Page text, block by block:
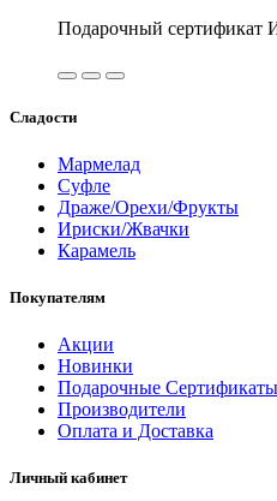
Подарочный сертификат
Сладости
Мармелад
Суфле
Драже/Орехи/Фрукты
Ириски/Жвачки
Карамель
Покупателям
Акции
Новинки
Подарочные Сертификаты
Производители
Оплата и Доставка
Личный кабинет